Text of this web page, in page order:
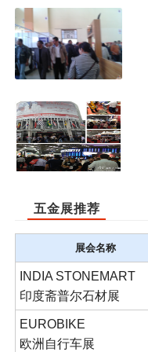
五金展推荐
展会名称
INDIA STONEMART
印度斋普尔石材展
EUROBIKE
欧洲自行车展